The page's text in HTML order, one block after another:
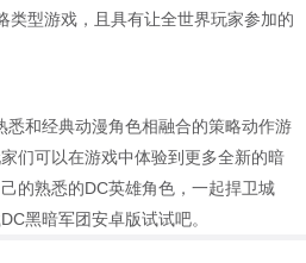
类型游戏，且具有让全世界玩家参加的
悉和经典动漫角色相融合的策略动作游
们可以在游戏中体验到更多全新的暗
的熟悉的DC英雄角色，一起捍卫城
黑暗军团安卓版试试吧。